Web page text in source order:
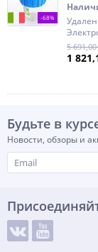
-68%
5
1
Будьте в
Новости, обзоры и